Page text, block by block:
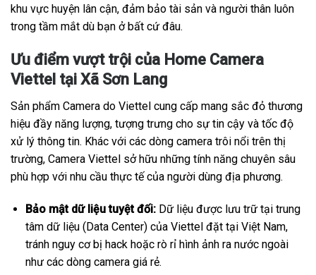
khu vực huyện lân cận, đảm bảo tài sản và người thân luôn
trong tầm mắt dù bạn ở bất cứ đâu.
Ưu điểm vượt trội của Home Camera
Viettel tại Xã Sơn Lang
Sản phẩm Camera do Viettel cung cấp mang sắc đỏ thương
hiệu đầy năng lượng, tượng trưng cho sự tin cậy và tốc độ
xử lý thông tin. Khác với các dòng camera trôi nổi trên thị
trường, Camera Viettel sở hữu những tính năng chuyên sâu
phù hợp với nhu cầu thực tế của người dùng địa phương.
Bảo mật dữ liệu tuyệt đối:Dữ liệu được lưu trữ tại trung
tâm dữ liệu (Data Center) của Viettel đặt tại Việt Nam,
tránh nguy cơ bị hack hoặc rò rỉ hình ảnh ra nước ngoài
như các dòng camera giá rẻ.